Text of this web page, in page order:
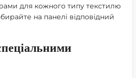
для кожного типу текстилю
на панелі відповідний